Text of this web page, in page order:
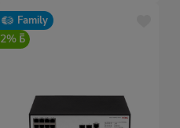
Family
2%